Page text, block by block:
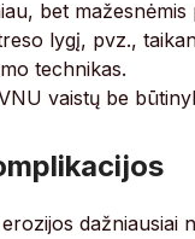
bet mažesnėmis
lygį, pvz.,
technikas.
vaistų be
dažniausiai